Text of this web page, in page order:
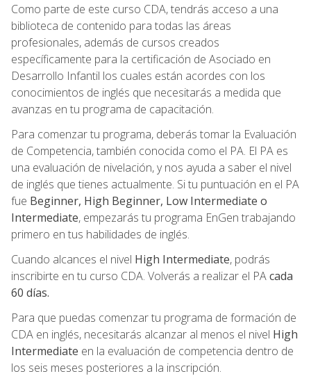
Como parte de este curso CDA, tendrás acceso a una
biblioteca de contenido para todas las áreas
profesionales, además de cursos creados
específicamente para la certificación de Asociado en
Desarrollo Infantil los cuales están acordes con los
conocimientos de inglés que necesitarás a medida que
avanzas en tu programa de capacitación.
Para comenzar tu programa, deberás tomar la Evaluación
de Competencia, también conocida como el PA. El PA es
una evaluación de nivelación, y nos ayuda a saber el nivel
de inglés que tienes actualmente. Si tu puntuación en el PA
fue Beginner, High Beginner, Low Intermediate o
Intermediate, empezarás tu programa EnGen trabajando
primero en tus habilidades de inglés.
Cuando alcances el nivel High Intermediate, podrás
inscribirte en tu curso CDA. Volverás a realizar el PAcada
60 días.
Para que puedas comenzar tu programa de formación de
CDA en inglés, necesitarás alcanzar al menos el nivel High
Intermediate en la evaluación de competencia dentro de
los seis meses posteriores a la inscripción.